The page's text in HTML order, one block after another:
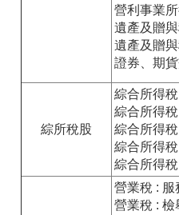
營利事業
遺產及贈
遺產及贈
證券、期
綜所稅股
綜合所得
綜合所得
綜合所得
綜合所得
綜合所得
營業稅 : 服
營業稅 : 檢